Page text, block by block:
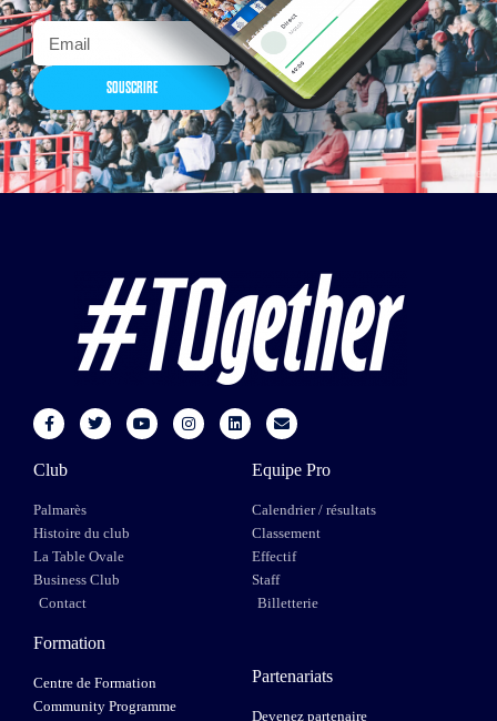
SOUSCRIRE
Club
Palmarès
Histoire du club
La Table Ovale
Business Club
Contact
Equipe Pro
Calendrier / résultats
Classement
Effectif
Staff
Billetterie
Formation
Centre de Formation
Community Programme
Partenariats
Devenez partenaire